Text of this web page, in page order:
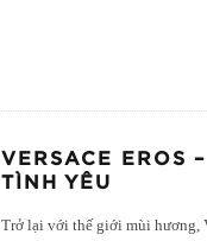
VERSACE EROS
TÌNH YÊU
Trở lại với thế giới mùi hương,